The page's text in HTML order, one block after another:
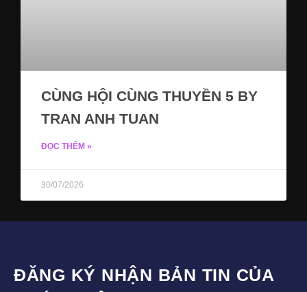
CÙNG HỘI CÙNG THUYỀN 5 BY
TRAN ANH TUAN
ĐỌC THÊM »
30/07/2026
ĐĂNG KÝ NHẬN BẢN TIN CỦA